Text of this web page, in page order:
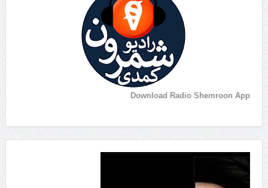
Download Radio Shemroon App